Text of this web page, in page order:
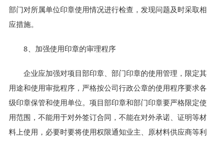
部门对所属单位印章使用情况进行检查，发现问题及时采取相
应措施。
8、加强使用印章的审理程序
企业应加强对项目部印章、部门印章的使用管理，限定其
用途和使用审批程序，严格按公司行政公章的使用程序要求各
级印章保管和使用单位。项目部印章和部门印章要严格限定使
用范围，不能用于对外签订合同，不能在对外承诺、证明等材
料上使用，必要时要将使用权限通知业主、原材料供应商等利